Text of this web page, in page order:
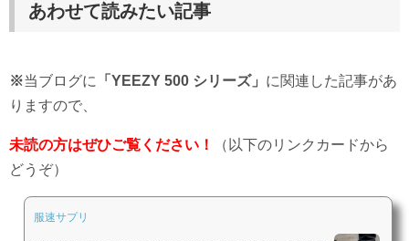
あわせて読みたい記事
※当ブログに 「YEEZY 500 シリーズ」 に関連した記事があ
りますので、
未読の方はぜひご覧ください！
（以下のリンクカードから
どうぞ）
服速サプリ